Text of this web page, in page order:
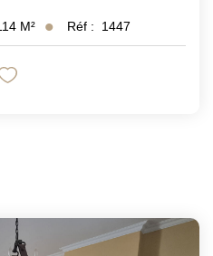
M² Réf : 1447